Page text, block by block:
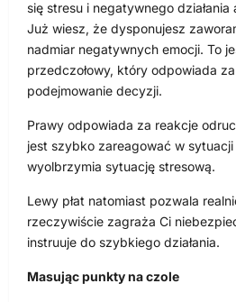
się stresu i negatywnego
Już wiesz, że dysponujesz
nadmiar negatywnych emocji. To
przedczołowy, który odpowiada
podejmowanie decyzji.
Prawy odpowiada za reakcje
jest szybko zareagować w
wyolbrzymia sytuację stresową.
Lewy płat natomiast pozwala
rzeczywiście zagraża Ci
instruuje do szybkiego działania.
Masując punkty na czole